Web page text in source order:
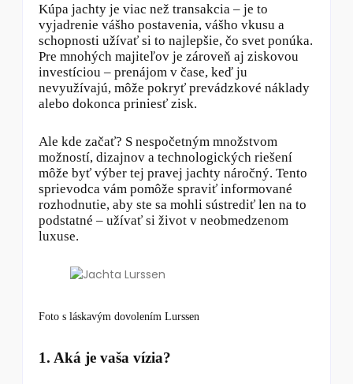
Kúpa jachty je viac než transakcia – je to
vyjadrenie vášho postavenia, vášho vkusu a
schopnosti užívať si to najlepšie, čo svet ponúka.
Pre mnohých majiteľov je zároveň aj ziskovou
investíciou – prenájom v čase, keď ju
nevyužívajú, môže pokryť prevádzkové náklady
alebo dokonca priniesť zisk.
Ale kde začať? S nespočetným množstvom
možností, dizajnov a technologických riešení
môže byť výber tej pravej jachty náročný. Tento
sprievodca vám pomôže spraviť informované
rozhodnutie, aby ste sa mohli sústrediť len na to
podstatné – užívať si život v neobmedzenom
luxuse.
Foto s láskavým dovolením Lurssen
1. Aká je vaša vízia?